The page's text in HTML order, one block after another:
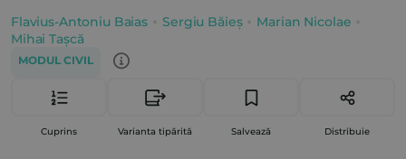
Flavius-Antoniu Baias Sergiu Băieș
Marian Nicolae
Mihai Tașcă
MODUL CIVIL
Cuprins Varianta tipărită Salvează Distribuie